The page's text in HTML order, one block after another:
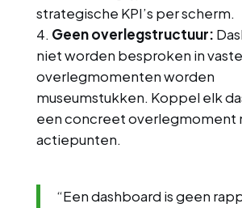
strategische KPI’s per scherm.
Geen overlegstructuur:
niet worden besproken in vaste
overlegmomenten worden
museumstukken. Koppel elk
een concreet overlegmoment
actiepunten.
“Een dashboard is geen